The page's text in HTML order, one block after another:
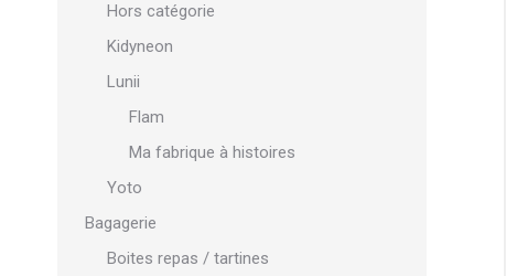
Hors catégorie
Kidyneon
Lunii
Flam
Ma fabrique à histoires
Yoto
Bagagerie
Boites repas / tartines